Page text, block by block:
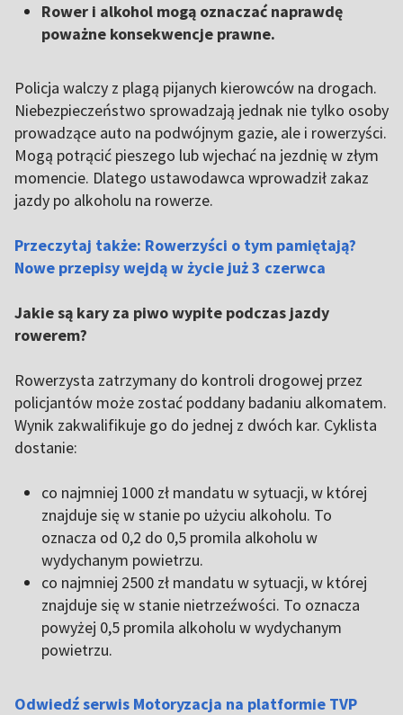
Rower i alkohol mogą oznaczać naprawdę
poważne konsekwencje prawne.
Policja walczy z plagą pijanych kierowców na drogach.
Niebezpieczeństwo sprowadzają jednak nie tylko osoby
prowadzące auto na podwójnym gazie, ale i rowerzyści.
Mogą potrącić pieszego lub wjechać na jezdnię w złym
momencie. Dlatego ustawodawca wprowadził zakaz
jazdy po alkoholu na rowerze.
Przeczytaj także: Rowerzyści o tym pamiętają?
Nowe przepisy wejdą w życie już 3 czerwca
Jakie są kary za piwo wypite podczas jazdy
rowerem?
Rowerzysta zatrzymany do kontroli drogowej przez
policjantów może zostać poddany badaniu alkomatem.
Wynik zakwalifikuje go do jednej z dwóch kar. Cyklista
dostanie:
co najmniej 1000 zł mandatu w sytuacji, w której
znajduje się w stanie po użyciu alkoholu. To
oznacza od 0,2 do 0,5 promila alkoholu w
wydychanym powietrzu.
co najmniej 2500 zł mandatu w sytuacji, w której
znajduje się w stanie nietrzeźwości. To oznacza
powyżej 0,5 promila alkoholu w wydychanym
powietrzu.
Odwiedź serwis Motoryzacja na platformie TVP